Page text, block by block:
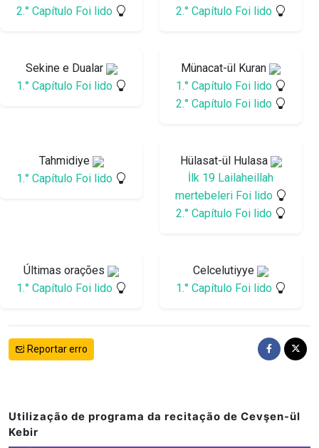
2.° Capítulo Foi lido
2.° Capítulo Foi lido
Sekine e Dualar
1.° Capítulo Foi lido
Münacat-ül Kuran
1.° Capítulo Foi lido
2.° Capítulo Foi lido
Tahmidiye
1.° Capítulo Foi lido
Hülasat-ül Hulasa
İlk 19 Lailaheillah
mertebeleri Foi lido
2.° Capítulo Foi lido
Últimas orações
1.° Capítulo Foi lido
Celcelutiyye
1.° Capítulo Foi lido
Reportar erro
Utilização de programa da recitação de Cevşen-ül
Kebir